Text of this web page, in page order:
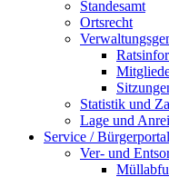
Standesamt
Ortsrecht
Statistik und
Lage und
Service / Bürgerportal
Ver- und